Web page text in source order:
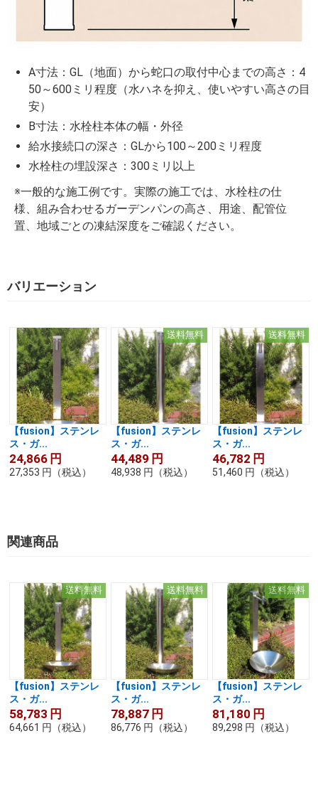
A寸法：GL（地面）から蛇口の取付中心までの高さ：4
50～600ミリ程度（水ハネを抑え、使いやすい高さの目
安）
B寸法：水栓柱本体の幅・外径
給水接続口の深さ：GLから100～200ミリ程度
水栓柱の埋設深さ：300ミリ以上
※一般的な施工例です。実際の施工では、水栓柱の仕
様、組み合わせるガーデンパンの高さ、用途、配管位
置、地域ごとの凍結深度をご確認ください。
バリエーション
【fusion】ステンレ
ス・ガ...
24,866 円
27,353 円 （税込）
送料無料
【fusion】ステンレ
ス・ガ...
44,489 円
48,938 円 （税込）
送料無料
【fusion】ステンレ
ス・ガ...
46,782 円
51,460 円 （税込）
関連商品
送料無料
【fusion】ステンレ
ス・ガ...
58,783 円
64,661 円 （税込）
送料無料
【fusion】ステンレ
ス・ガ...
78,887 円
86,776 円 （税込）
送料無料
【fusion】ステンレ
ス・ガ...
81,180 円
89,298 円 （税込）